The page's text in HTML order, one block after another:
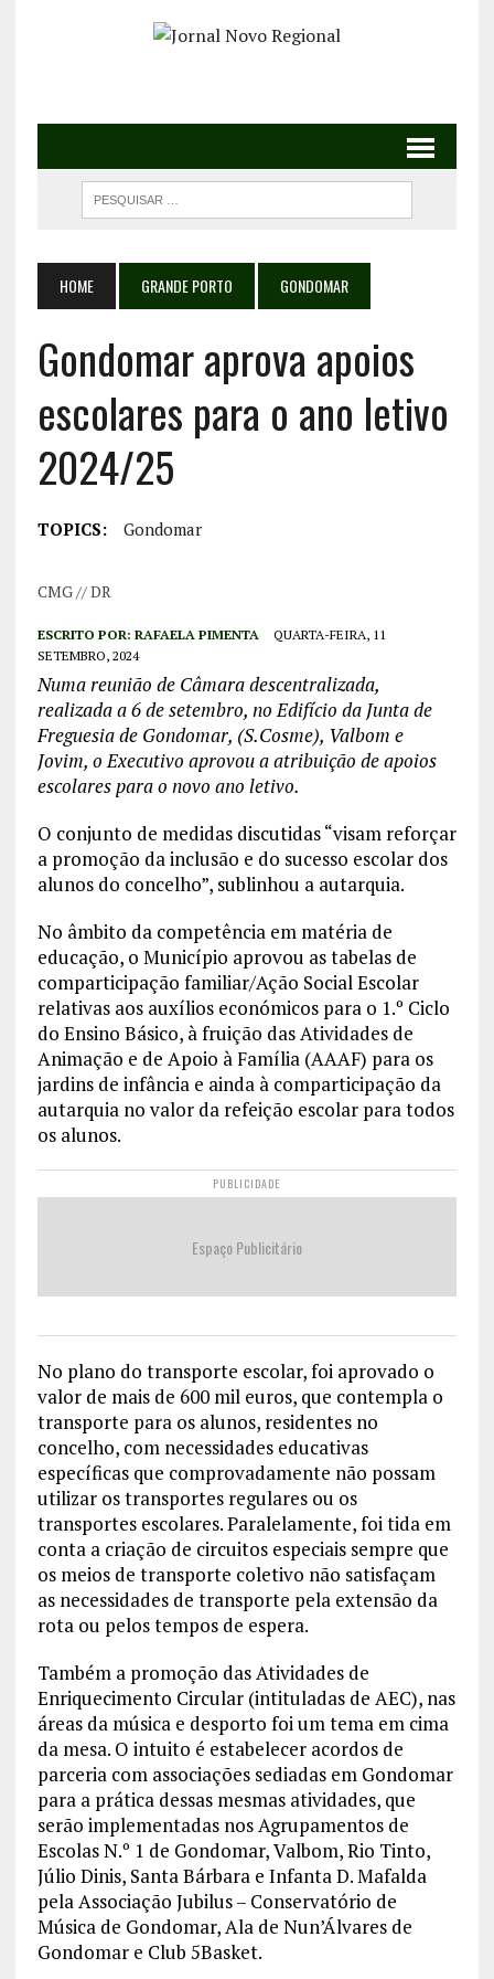
HOME GRANDE PORTO GONDOMAR
Gondomar aprova apoios
escolares para o ano letivo
2024/25
TOPICS: Gondomar
CMG // DR
ESCRITO POR: RAFAELA PIMENTA
QUARTA-FEIRA, 11
SETEMBRO, 2024
Numa reunião de Câmara descentralizada,
realizada a 6 de setembro, no Edifício da Junta de
Freguesia de Gondomar, (S.Cosme), Valbom e
Jovim, o Executivo aprovou a atribuição de apoios
escolares para o novo ano letivo.
O conjunto de medidas discutidas “visam reforçar
a promoção da inclusão e do sucesso escolar dos
alunos do concelho”, sublinhou a autarquia.
No âmbito da competência em matéria de
educação, o Município aprovou as tabelas de
comparticipação familiar/Ação Social Escolar
relativas aos auxílios económicos para o 1.º Ciclo
do Ensino Básico, à fruição das Atividades de
Animação e de Apoio à Família (AAAF) para os
jardins de infância e ainda à comparticipação da
autarquia no valor da refeição escolar para todos
os alunos.
PUBLICIDADE
Espaço Publicitário
No plano do transporte escolar, foi aprovado o
valor de mais de 600 mil euros, que contempla o
transporte para os alunos, residentes no
concelho, com necessidades educativas
específicas que comprovadamente não possam
utilizar os transportes regulares ou os
transportes escolares. Paralelamente, foi tida em
conta a criação de circuitos especiais sempre que
os meios de transporte coletivo não satisfaçam
as necessidades de transporte pela extensão da
rota ou pelos tempos de espera.
Também a promoção das Atividades de
Enriquecimento Circular (intituladas de AEC), nas
áreas da música e desporto foi um tema em cima
da mesa. O intuito é estabelecer acordos de
parceria com associações sediadas em Gondomar
para a prática dessas mesmas atividades, que
serão implementadas nos Agrupamentos de
Escolas N.º 1 de Gondomar, Valbom, Rio Tinto,
Júlio Dinis, Santa Bárbara e Infanta D. Mafalda
pela Associação Jubilus – Conservatório de
Música de Gondomar, Ala de Nun’Álvares de
Gondomar e Club 5Basket.